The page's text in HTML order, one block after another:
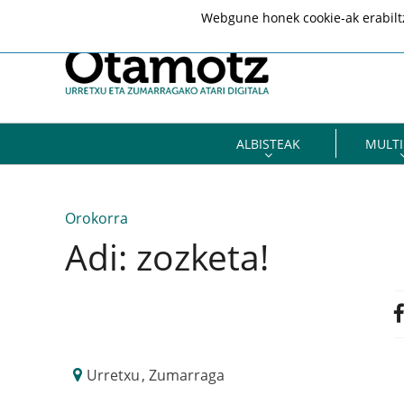
ALBISTEAK
Orokorra
Adi: zozketa!
Urretxu, Zumarraga
Webgune honek cookie-ak